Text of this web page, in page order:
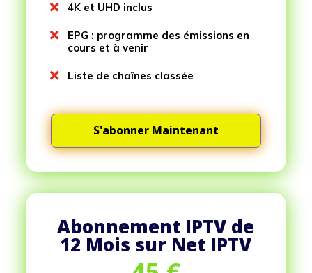
 4K et UHD inclus

EPG : programme des émissions en
cours et à venir
 Liste de chaînes classée
S'abonner Maintenant
Abonnement IPTV de
12 Mois sur Net IPTV